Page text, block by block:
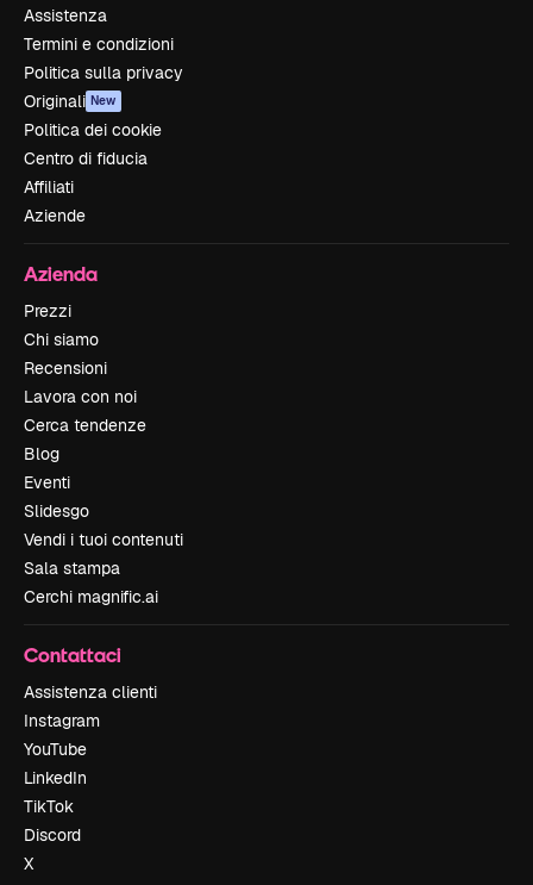
Assistenza
Termini e condizioni
Politica sulla privacy
Originali New
Politica dei cookie
Centro di fiducia
Affiliati
Aziende
Azienda
Prezzi
Chi siamo
Recensioni
Lavora con noi
Cerca tendenze
Blog
Eventi
Slidesgo
Vendi i tuoi contenuti
Sala stampa
Cerchi magnific.ai
Contattaci
Assistenza clienti
Instagram
YouTube
LinkedIn
TikTok
Discord
X